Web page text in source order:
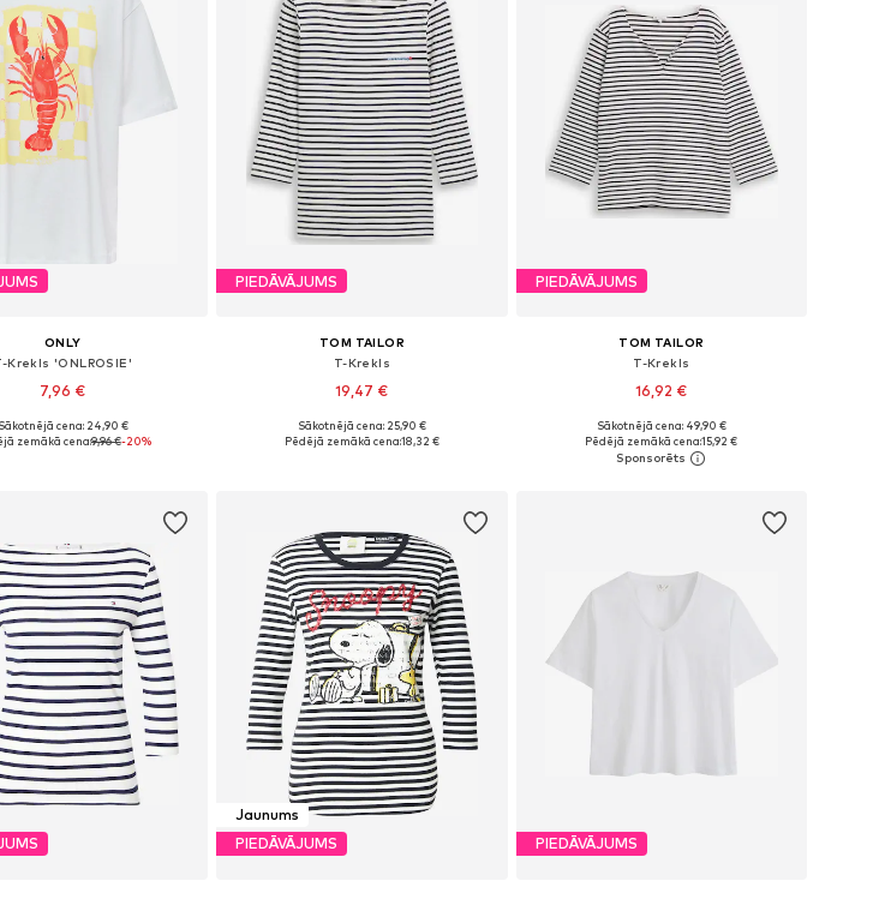
ONLY
Krekls 'ONLROSIE'
7,96 €
izmēri: XS, S, M, L, XL
Sākotnējā cena: 24,90 €
zemākā cena:9,96 €-20%
PIEDĀVĀJUMS
TOM TAILOR
T-Krekls
19,47 €
Pieejamie izmēri: XS, S, M, XL, XXL
Sākotnējā cena: 25,90 €
Pēdējā zemākā cena:18,32 €
PIEDĀVĀJUMS
TOM TAILOR
T-Krekls
16,92 €
Pieejamie izmēri: XS, S, M, L, XL
Pievienot grozam
Sākotnējā cena: 49,90 €
Pēdējā zemākā cena:15,92 €
Jaunums
PIEDĀVĀJUMS
PIEDĀVĀJUMS